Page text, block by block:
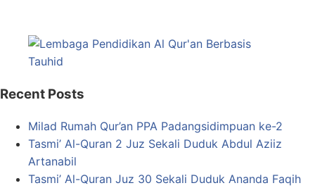
Recent Posts
Milad Rumah Qur’an PPA Padangsidimpuan ke-2
Tasmi’ Al-Quran 2 Juz Sekali Duduk Abdul Aziiz
Artanabil
Tasmi’ Al-Quran Juz 30 Sekali Duduk Ananda Faqih